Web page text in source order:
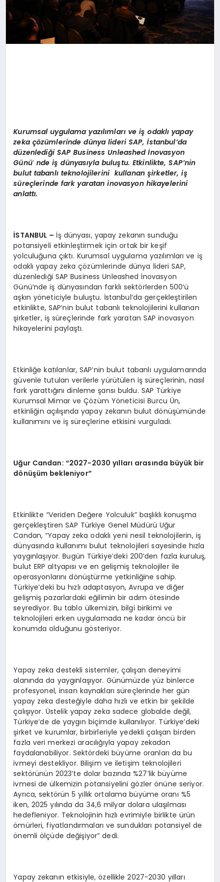
Kurumsal uygulama yazılımları ve iş odaklı yapay
zeka çözümlerinde dünya lideri SAP, İstanbul’da
düzenlediği SAP Business Unleashed İnovasyon
Günü’ nde iş dünyasıyla buluştu. Etkinlikte, SAP’nin
bulut tabanlı teknolojilerini kullanan şirketler, iş
süreçlerinde fark yaratan inovasyon hikayelerini
anlattı.
İSTANBUL – İş dünyası, yapay zekanın sunduğu
potansiyeli etkinleştirmek için ortak bir keşif
yolculuğuna çıktı. Kurumsal uygulama yazılımları ve iş
odaklı yapay zeka çözümlerinde dünya lideri SAP,
düzenlediği SAP Business Unleashed İnovasyon
Günü’nde iş dünyasından farklı sektörlerden 500’ü
aşkın yöneticiyle buluştu. İstanbul’da gerçekleştirilen
etkinlikte, SAP’nin bulut tabanlı teknolojilerini kullanan
şirketler, iş süreçlerinde fark yaratan SAP inovasyon
hikayelerini paylaştı.
Etkinliğe katılanlar, SAP’nin bulut tabanlı uygulamarında
güvenle tutulan verilerle yürütülen iş süreçlerinin, nasıl
fark yarattığını dinleme şansı buldu. SAP Türkiye
Kurumsal Mimar ve Çözüm Yöneticisi Burcu Ün,
etkinliğin açılışında yapay zekanın bulut dönüşümünde
kullanımını ve iş süreçlerine etkisini vurguladı.
Uğur Candan: “2027-2030 yılları arasında büyük bir
dönüşüm bekleniyor”
Etkinlikte “Veriden Değere Yolculuk” başlıklı konuşma
gerçekleştiren SAP Türkiye Genel Müdürü Uğur
Candan, “Yapay zeka odaklı yeni nesil teknolojilerin, iş
dünyasında kullanımı bulut teknolojileri sayesinde hızla
yaygınlaşıyor. Bugün Türkiye’deki 200’den fazla kuruluş,
bulut ERP altyapısı ve en gelişmiş teknolojiler ile
operasyonlarını dönüştürme yetkinliğine sahip.
Türkiye’deki bu hızlı adaptasyon, Avrupa ve diğer
gelişmiş pazarlardaki eğilimin bir adım ötesinde
seyrediyor. Bu tablo ülkemizin, bilgi birikimi ve
teknolojileri erken uygulamada ne kadar öncü bir
konumda olduğunu gösteriyor.
Yapay zeka destekli sistemler, çalışan deneyimi
alanında da yaygınlaşıyor. Günümüzde yüz binlerce
profesyonel, insan kaynakları süreçlerinde her gün
yapay zeka desteğiyle daha hızlı ve etkin bir şekilde
çalışıyor. Üstelik yapay zeka sadece globalde değil,
Türkiye’de de yaygın biçimde kullanılıyor. Türkiye’deki
şirket ve kurumlar, birbirleriyle yedekli çalışan birden
fazla veri merkezi aracılığıyla yapay zekadan
faydalanabiliyor. Sektördeki büyüme oranları da bu
ivmeyi destekliyor. Bilişim ve iletişim teknolojileri
sektörünün 2023’te dolar bazında %27’lik büyüme
ivmesi de ülkemizin potansiyelini gözler önüne seriyor.
Ayrıca, sektörün 5 yıllık ortalama büyüme oranı %5
iken, 2025 yılında da 34,6 milyar dolara ulaşılması
hedefleniyor. Teknolojinin hızlı evrimiyle birlikte ürün
ömürleri, fiyatlandırmaları ve sundukları potansiyel de
önemli ölçüde değişiyor” dedi.
Yapay zekanın etkisiyle, özellikle 2027-2030 yılları